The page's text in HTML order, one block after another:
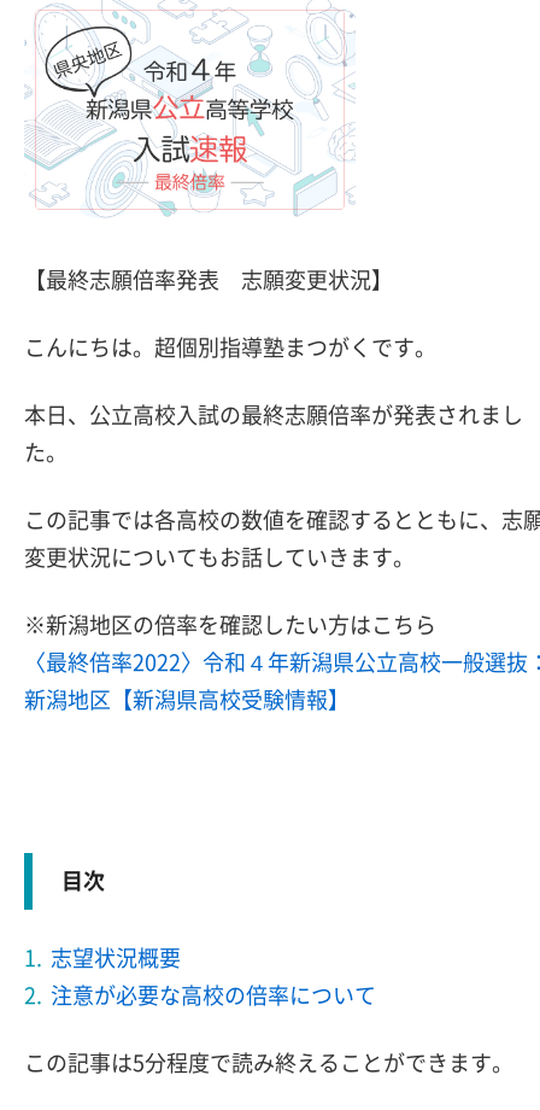
【最終志願倍率発表 志願変更状況】
こんにちは。超個別指導塾まつがくです。
本日、公立高校入試の最終志願倍率が発表されまし
た。
この記事では各高校の数値を確認するとともに、志
変更状況についてもお話していきます。
※新潟地区の倍率を確認したい方はこちら
〈最終倍率2022〉令和４年新潟県公立高校一般選抜
新潟地区【新潟県高校受験情報】
目次
志望状況概要
注意が必要な高校の倍率について
この記事は5分程度で読み終えることができます。